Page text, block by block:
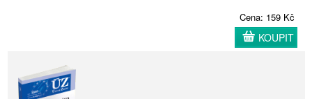
Cena: 159 Kč
KOUPIT